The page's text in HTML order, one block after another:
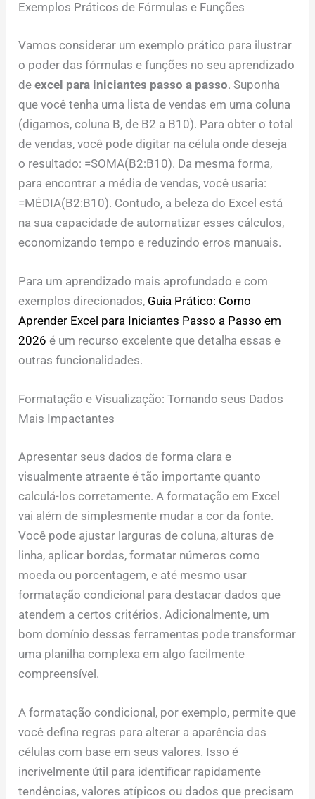
Exemplos Práticos de Fórmulas e Funções
Vamos considerar um exemplo prático para ilustrar
o poder das fórmulas e funções no seu aprendizado
deexcel para iniciantes passo a passo. Suponha
que você tenha uma lista de vendas em uma coluna
(digamos, coluna B, de B2 a B10). Para obter o total
de vendas, você pode digitar na célula onde deseja
o resultado: =SOMA(B2:B10). Da mesma forma,
para encontrar a média de vendas, você usaria:
=MÉDIA(B2:B10). Contudo, a beleza do Excel está
na sua capacidade de automatizar esses cálculos,
economizando tempo e reduzindo erros manuais.
Para um aprendizado mais aprofundado e com
exemplos direcionados, Guia Prático: Como
Aprender Excel para Iniciantes Passo a Passo em
2026 é um recurso excelente que detalha essas e
outras funcionalidades.
Formatação e Visualização: Tornando seus Dados
Mais Impactantes
Apresentar seus dados de forma clara e
visualmente atraente é tão importante quanto
calculá-los corretamente. A formatação em Excel
vai além de simplesmente mudar a cor da fonte.
Você pode ajustar larguras de coluna, alturas de
linha, aplicar bordas, formatar números como
moeda ou porcentagem, e até mesmo usar
formatação condicional para destacar dados que
atendem a certos critérios. Adicionalmente, um
bom domínio dessas ferramentas pode transformar
uma planilha complexa em algo facilmente
compreensível.
A formatação condicional, por exemplo, permite que
você defina regras para alterar a aparência das
células com base em seus valores. Isso é
incrivelmente útil para identificar rapidamente
tendências, valores atípicos ou dados que precisam